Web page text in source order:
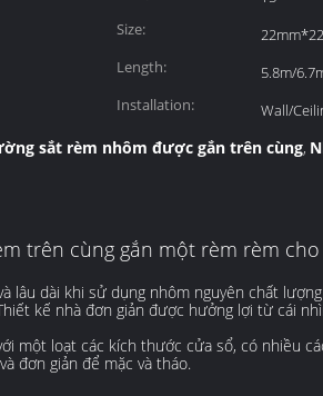
Size:
Length:
5.8m/
Installation:
Wall/
sắt rèm nhôm được gắn trên cùng,
trên cùng gắn một rèm rèm
lâu dài khi sử dụng nhôm nguyên chất
kế nhà đơn giản được hưởng lợi từ cái
một loạt các kích thước cửa sổ, có nhiều
đơn giản để mặc và tháo.